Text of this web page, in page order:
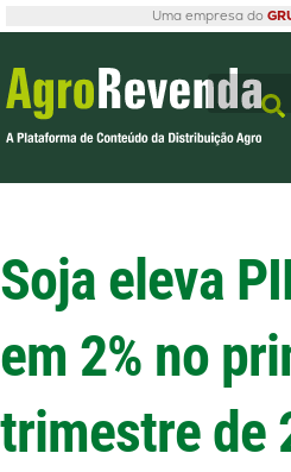
Uma empresa do
Soja eleva
em 2% no
trimestre de